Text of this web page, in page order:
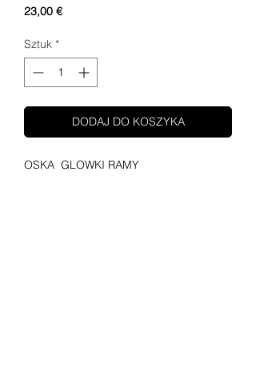
23,00 €Cena
Sztuk *
DODAJ DO KOSZYKA
OSKA GLOWKI RAMY